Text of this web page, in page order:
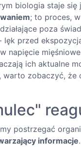
biologia staje się
; to proces,
poza
przed
napięcie
ich aktualne
zobaczyć, że
postrzegać
informacje